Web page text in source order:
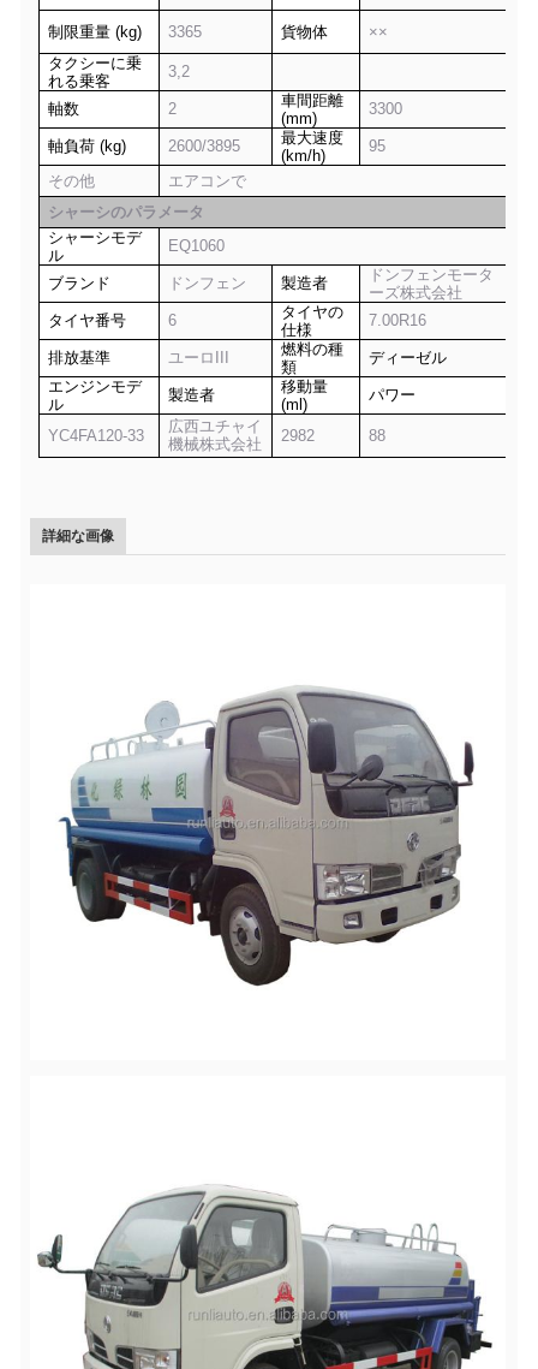
制限重量 (kg) 3365 貨物体
××
タクシーに乗
れる乗客
3,2
軸数 2
車間距離
(mm)
3300
軸負荷 (kg) 2600/3895
最大速度
(km/h)
95
その他
エアコンで
シャーシのパラメータ
シャーシモデ
ル
EQ1060
ブランド ドンフェン 製造者
ドンフェンモータ
ーズ株式会社
タイヤ番号
6
タイヤの
仕様
7.00R16
排放基準 ユーロIII
燃料の種
類
ディーゼル
エンジンモデ
ル
製造者
移動量
(ml)
パワー
YC4FA120-33
広西ユチャイ
機械株式会社
2982 88
詳細な画像